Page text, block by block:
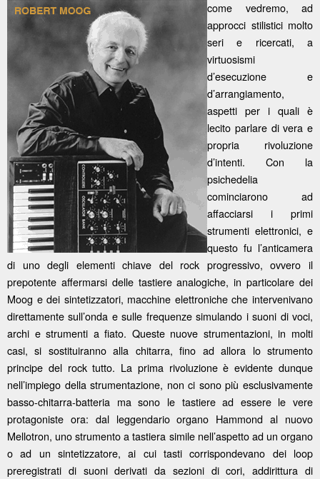
come vedremo, ad
approcci stilistici molto
seri e ricercati, a
virtuosismi
d’esecuzione e
d’arrangiamento,
aspetti per i quali è
lecito parlare di vera e
propria rivoluzione
d’intenti. Con la
psichedelia
cominciarono ad
affacciarsi i primi
strumenti elettronici, e
questo fu l’anticamera
di uno degli elementi chiave del rock progressivo, ovvero il
prepotente affermarsi delle tastiere analogiche, in particolare dei
Moog e dei sintetizzatori, macchine elettroniche che intervenivano
direttamente sull’onda e sulle frequenze simulando i suoni di voci,
archi e strumenti a fiato. Queste nuove strumentazioni, in molti
casi, si sostituiranno alla chitarra, fino ad allora lo strumento
principe del rock tutto. La prima rivoluzione è evidente dunque
nell’impiego della strumentazione, non ci sono più esclusivamente
basso-chitarra-batteria ma sono le tastiere ad essere le vere
protagoniste ora: dal leggendario organo Hammond al nuovo
Mellotron, uno strumento a tastiera simile nell’aspetto ad un organo
o ad un sintetizzatore, ai cui tasti corrispondevano dei loop
preregistrati di suoni derivati da sezioni di cori, addirittura di